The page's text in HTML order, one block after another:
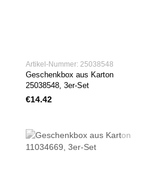
Artikel-Nummer: 25038548
Geschenkbox aus Karton
25038548, 3er-Set
€14.42